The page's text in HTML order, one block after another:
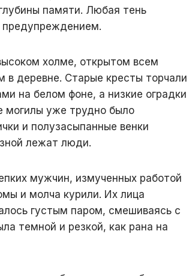
памяти. Любая тень
холме, открытом всем
в деревне. Старые кресты торчали
на белом фоне, а низкие оградки
могилы уже трудно было
и полузасыпанные венки
лежат люди.
мужчин, измученных работой
и молча курили. Их лица
густым паром, смешиваясь с
темной и резкой, как рана на